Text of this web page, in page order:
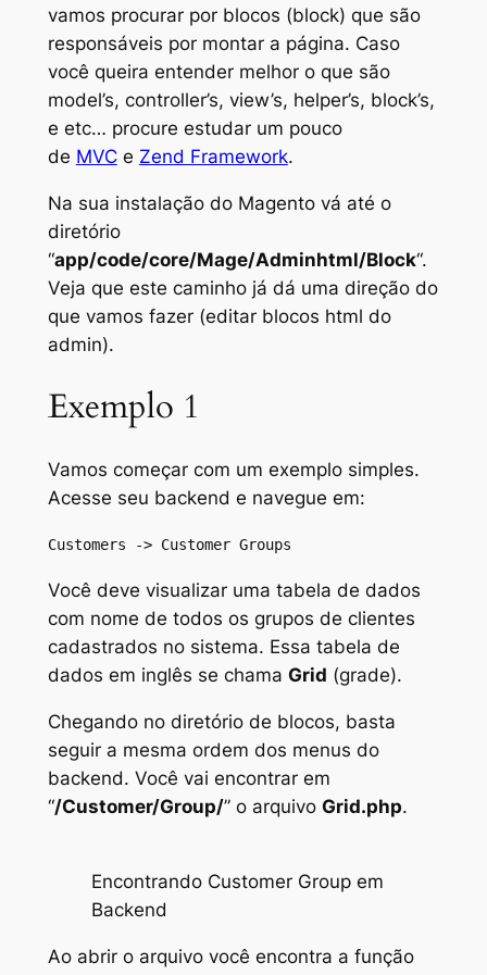
vamos procurar por blocos (block) que são
responsáveis por montar a página. Caso
você queira entender melhor o que são
model’s, controller’s, view’s, helper’s, block’s,
e etc… procure estudar um pouco
de MVCe Zend Framework.
Na sua instalação do Magento vá até o
diretório
“app/code/core/Mage/Adminhtml/Block“.
Veja que este caminho já dá uma direção do
que vamos fazer (editar blocos html do
admin).
Exemplo 1
Vamos começar com um exemplo simples.
Acesse seu backend e navegue em:
Customers -> Customer Groups
Você deve visualizar uma tabela de dados
com nome de todos os grupos de clientes
cadastrados no sistema. Essa tabela de
dados em inglês se chama Grid (grade).
Chegando no diretório de blocos, basta
seguir a mesma ordem dos menus do
backend. Você vai encontrar em
“/Customer/Group/” o arquivo Grid.php.
Encontrando Customer Group em
Backend
Ao abrir o arquivo você encontra a função